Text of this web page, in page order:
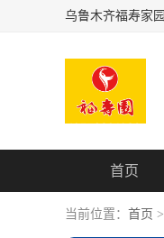
首页
当前位置： 首页 >